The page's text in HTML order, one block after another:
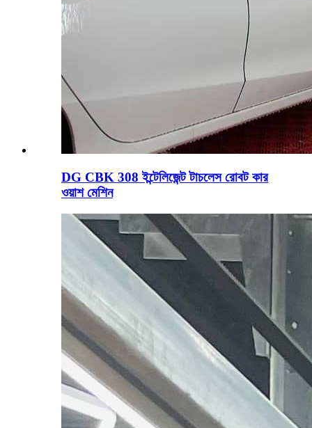
DG CBK 308 ইন্টেলিজেন্ট টাচলেস রোবট কার
ওয়াশ মেশিন